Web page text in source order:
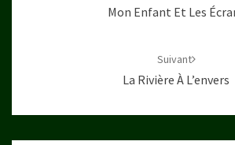
Mon Enfant Et Les
Suivant
La Rivière À L’envers